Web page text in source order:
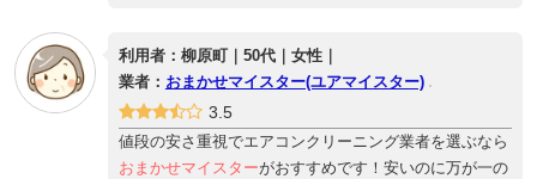
利用者：柳原町｜50代｜女性｜
業者： おまかせマイスター(ユアマイスター)
3.5
値段の安さ重視でエアコンクリーニング業者を選ぶなら
おまかせマイスターがおすすめです！安いのに万が一の